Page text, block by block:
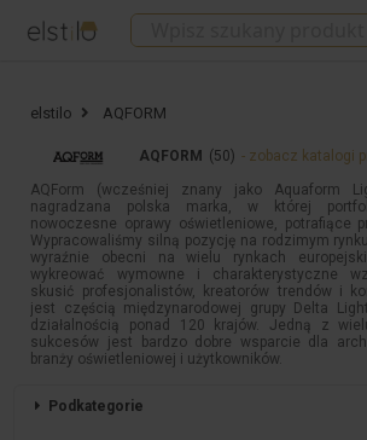
elstilo AQFORM
AQFORM (50) - zobacz katalogi
AQForm (wcześniej znany jako Aquaform
nagradzana polska marka, w której
nowoczesne oprawy oświetleniowe, potrafiące
Wypracowaliśmy silną pozycję na rodzimym
wyraźnie obecni na wielu rynkach
wykreować wymowne i charakterystyczne
skusić profesjonalistów, kreatorów trendów i
jest częścią międzynarodowej grupy Delta
działalnością ponad 120 krajów. Jedną z
sukcesów jest bardzo dobre wsparcie dla
branży oświetleniowej i użytkowników.
Podkategorie